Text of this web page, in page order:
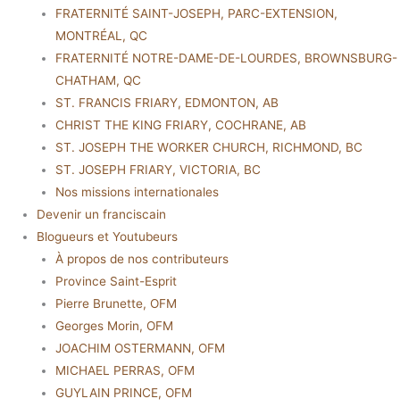
FRATERNITÉ SAINT-JOSEPH, PARC-EXTENSION,
MONTRÉAL, QC
FRATERNITÉ NOTRE-DAME-DE-LOURDES, BROWNSBURG-
CHATHAM, QC
ST. FRANCIS FRIARY, EDMONTON, AB
CHRIST THE KING FRIARY, COCHRANE, AB
ST. JOSEPH THE WORKER CHURCH, RICHMOND, BC
ST. JOSEPH FRIARY, VICTORIA, BC
Nos missions internationales
Devenir un franciscain
Blogueurs et Youtubeurs
À propos de nos contributeurs
Province Saint-Esprit
Pierre Brunette, OFM
Georges Morin, OFM
JOACHIM OSTERMANN, OFM
MICHAEL PERRAS, OFM
GUYLAIN PRINCE, OFM